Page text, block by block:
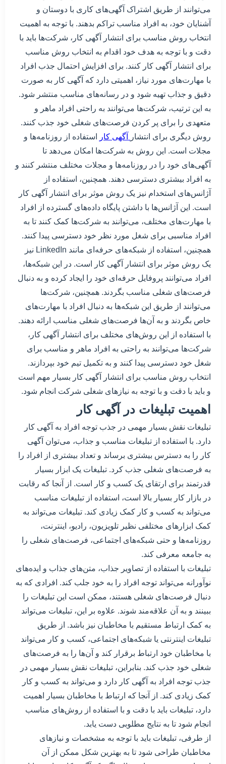
می‌توانند از طریق اشتراک آگهی‌های کاری با دوستان و
آشنایان خود، به افراد مناسب تراکم بدهند. با توجه به اهمیت
انتخاب روش مناسب برای انتشار آگهی کار، شرکت‌ها باید با
دقت و با توجه به هدف خود اقدام به انتخاب روش مناسب
برای انتشار آگهی کار کنند. برای افزایش احتمال جذب افراد
با مهارت‌های مورد نیاز، اهمیتی دارد که آگهی کار به صورت
دقیق و جذاب تهیه شود و در رسانه‌های مناسب منتشر شود.
به این ترتیب، شرکت‌ها می‌توانند به راحتی افراد ماهر و
متعهدی را برای پر کردن فرصت‌های شغلی خود جذب کنند.
روش دیگری برای انتشار
آگهی کار
استفاده از روزنامه‌ها و
مجلات است. این روش به شرکت‌ها امکان می‌دهد تا
آگهی‌های خود را در روزنامه‌ها و مجلات مختلف منتشر کنند و
به افراد بیشتری دسترسی دهند. همچنین، استفاده از
آژانس‌های استخدام نیز یک روش موثر برای انتشار آگهی کار
است. این آژانس‌ها با داشتن پایگاه داده‌های گسترده از افراد
با مهارت‌های مختلف، می‌توانند به شرکت‌ها کمک کنند تا به
افراد مناسبی برای شغل مورد نظر خود دسترسی پیدا کنند.
همچنین، استفاده از شبکه‌های حرفه‌ای مانند LinkedIn نیز
یک روش موثر برای انتشار آگهی کار است. در این شبکه‌ها،
افراد می‌توانند پروفایل حرفه‌ای خود را ایجاد کرده و به دنبال
فرصت‌های شغلی مناسب بگردند. همچنین، شرکت‌ها
می‌توانند از طریق این شبکه‌ها به دنبال افراد با مهارت‌های
خاص بگردند و به آن‌ها فرصت‌های شغلی مناسب ارائه دهند.
با استفاده از این روش‌های مختلف برای انتشار آگهی کار،
شرکت‌ها می‌توانند به راحتی به افراد ماهر و مناسب برای
شغل خود دسترسی پیدا کنند و به تکمیل تیم خود بپردازند.
انتخاب روش مناسب برای انتشار آگهی کار بسیار مهم است
و باید با دقت و با توجه به نیازهای شغلی شرکت انجام شود.
اهمیت تبلیغات در آگهی کار
تبلیغات نقش بسیار مهمی در جذب توجه افراد به آگهی کار
دارد. با استفاده از تبلیغات مناسب و جذاب، می‌توان آگهی
کار را به دسترس بیشتری برساند و تعداد بیشتری از افراد را
به فرصت‌های شغلی جذب کرد. تبلیغات یک ابزار بسیار
قدرتمند برای ارتقای یک کسب و کار است. از آنجا که رقابت
در بازار کار بسیار بالا است، استفاده از تبلیغات مناسب
می‌تواند به کسب و کار کمک زیادی کند. تبلیغات می‌تواند به
کمک ابزارهای مختلفی نظیر تلویزیون، رادیو، اینترنت،
روزنامه‌ها و حتی شبکه‌های اجتماعی، فرصت‌های شغلی را
به جامعه معرفی کند.
تبلیغات با استفاده از تصاویر جذاب، متن‌های جذاب و ایده‌های
نوآورانه می‌تواند توجه افراد را به خود جلب کند. افرادی که به
دنبال فرصت‌های شغلی هستند، ممکن است این تبلیغات را
ببینند و به آن علاقه‌مند شوند. علاوه بر این، تبلیغات می‌تواند
به کمک ارتباط مستقیم با مخاطبان نیز باشد. از طریق
تبلیغات اینترنتی یا شبکه‌های اجتماعی، کسب و کار می‌تواند
با مخاطبان خود ارتباط برقرار کند و آن‌ها را به فرصت‌های
شغلی خود جذب کند. بنابراین، تبلیغات نقش بسیار مهمی در
جذب توجه افراد به آگهی کار دارد و می‌تواند به کسب و کار
کمک زیادی کند. از آنجا که ارتباط با مخاطبان بسیار اهمیت
دارد، تبلیغات باید با دقت و با استفاده از روش‌های مناسب
انجام شود تا به نتایج مطلوبی دست یابد.
از طرفی، تبلیغات باید با توجه به مشخصات و نیازهای
مخاطبان طراحی شود تا به بهترین شکل ممکن از آن